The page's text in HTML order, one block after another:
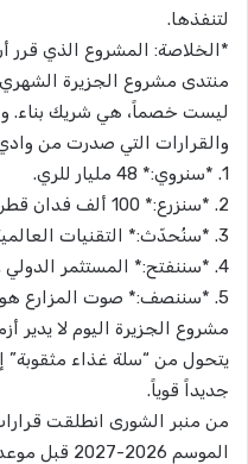
لتنفذها.
*الخلاصة: المشروع الذي قرر
منتدى مشروع الجزيرة
ليست خصماً، هي شريك بناء.
والقرارات التي صدرت من
1. *سنروي:* 48 مليار للري.
2. *سنزرع:* 100 ألف فدان قطن وكل مسلسل الذرة.
3. *سنُحدّث:* التقنيات العالمية قادمة.
4. *سننفتح:* المستثمر الدولي على الباب.
5. *سننصف:* صوت المزارع هو البوصلة.
مشروع الجزيرة اليوم لا يدير
يتحول من “سلة غذاء مثقوبة”
جديداً قوياً.
من منبر الشورى انطلقت
الموسم 2026-2027 قبل موعده.